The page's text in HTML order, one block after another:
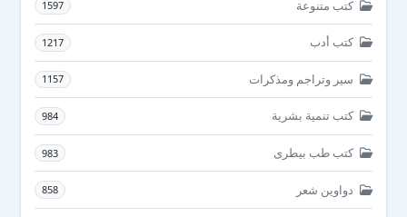
كتب متنوعة 1597
كتب أدب 1217
سير وتراجم ومذكرات 1157
كتب تنمية بشرية 984
كتب طب بيطرى 983
دواوين شعر 858